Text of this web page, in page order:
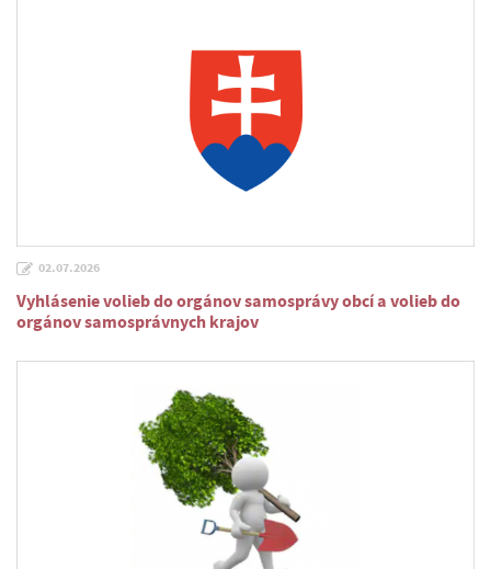
02.07.2026
Vyhlásenie volieb do orgánov samosprávy obcí a volieb do
orgánov samosprávnych krajov